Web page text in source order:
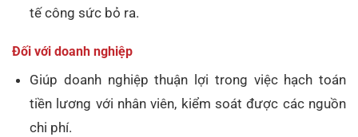
tế công sức bỏ ra.
Đối với doanh nghiệp
Giúp doanh nghiệp thuận lợi trong việc hạch toán
tiền lương với nhân viên, kiểm soát được các nguồn
chi phí.